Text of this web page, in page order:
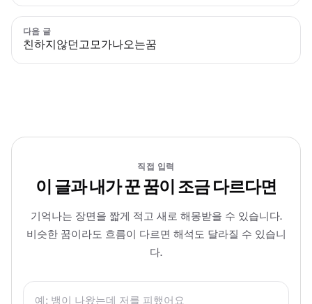
다음 글
친하지않던고모가나오는꿈
직접 입력
이 글과 내가 꾼 꿈이 조금 다르다면
기억나는 장면을 짧게 적고 새로 해몽받을 수 있습니다.
비슷한 꿈이라도 흐름이 다르면 해석도 달라질 수 있습니
다.